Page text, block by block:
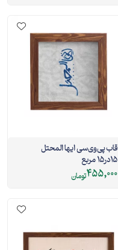
قاب پی‌وی‌سی ایها المحتل
15در15 مربع
455,000تومان